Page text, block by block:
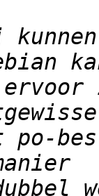
po-